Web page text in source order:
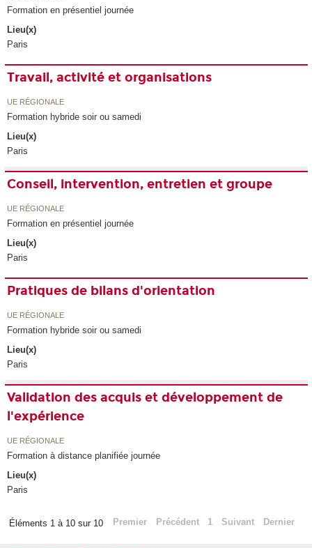
Formation en présentiel journée
Lieu(x)
Paris
Travail, activité et organisations
UE RÉGIONALE
Formation hybride soir ou samedi
Lieu(x)
Paris
Conseil, intervention, entretien et groupe
UE RÉGIONALE
Formation en présentiel journée
Lieu(x)
Paris
Pratiques de bilans d'orientation
UE RÉGIONALE
Formation hybride soir ou samedi
Lieu(x)
Paris
Validation des acquis et développement de
l'expérience
UE RÉGIONALE
Formation à distance planifiée journée
Lieu(x)
Paris
Éléments 1 à 10 sur 10 Premier Précédent 1 Suivant Dernier